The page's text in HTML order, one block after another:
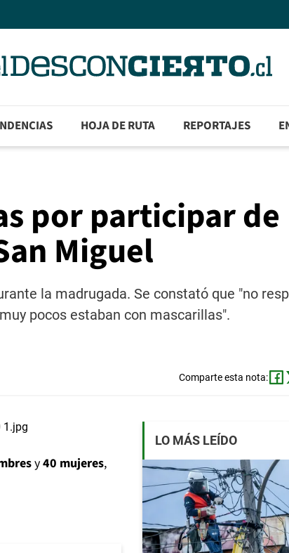
HOJA DE RUTA REPORTAJES
por participar de
Miguel
la madrugada. Se constató que "no
pocos estaban con mascarillas".
Comparte esta nota:
y40 mujeres,
LO MÁS LEÍDO